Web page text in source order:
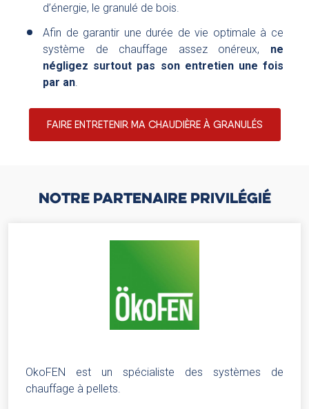
d’énergie, le granulé de bois.
Afin de garantir une durée de vie optimale à ce
système de chauffage assez onéreux, ne
négligez surtout pas son entretien une fois
par an.
FAIRE ENTRETENIR MA CHAUDIÈRE À GRANULÉS
NOTRE PARTENAIRE PRIVILÉGIÉ
OkoFEN est un spécialiste des systèmes de
chauffage à pellets.